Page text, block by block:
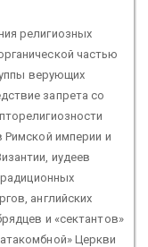
религиозных
частью
верующих
запрета со
Римской империи и
иудеев
английских
и «сектантов»
Церкви